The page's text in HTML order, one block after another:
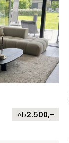
Ab2.500,-